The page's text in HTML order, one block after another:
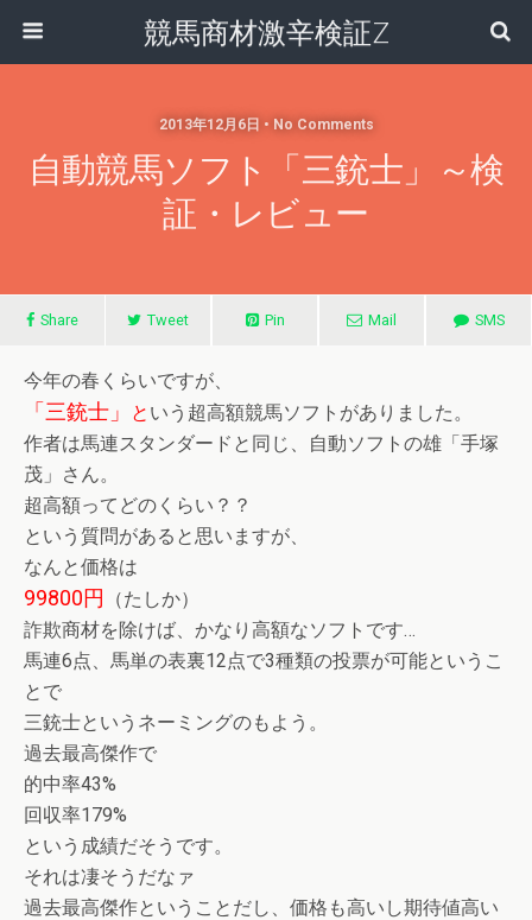
競馬商材激辛検証Z
2013年12月6日 • No Comments
自動競馬ソフト「三銃士」～検
証・レビュー
Share Tweet Pin Mail SMS
今年の春くらいですが、
「三銃士」 と いう超高額競馬ソフトがありました。
作者は馬連スタンダードと同じ、自動ソフトの雄「手塚
茂」さん。
超高額ってどのくらい？？
という質問があると思いますが、
なんと価格は
99800円
（たしか）
詐欺商材を除けば、かなり高額なソフトです…
馬連6点、馬単の表裏12点で3種類の投票が可能というこ
とで
三銃士というネーミングのもよう。
過去最高傑作で
的中率43%
回収率179%
という成績だそうです。
それは凄そうだなァ
過去最高傑作ということだし、価格も高いし期待値高い